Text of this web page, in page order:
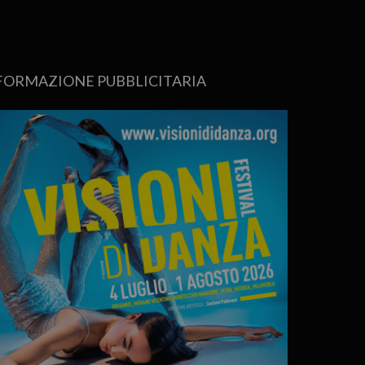
PUBBLICITARIA